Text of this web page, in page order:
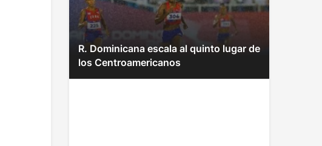
R. Dominicana escala al quinto lugar de
los Centroamericanos